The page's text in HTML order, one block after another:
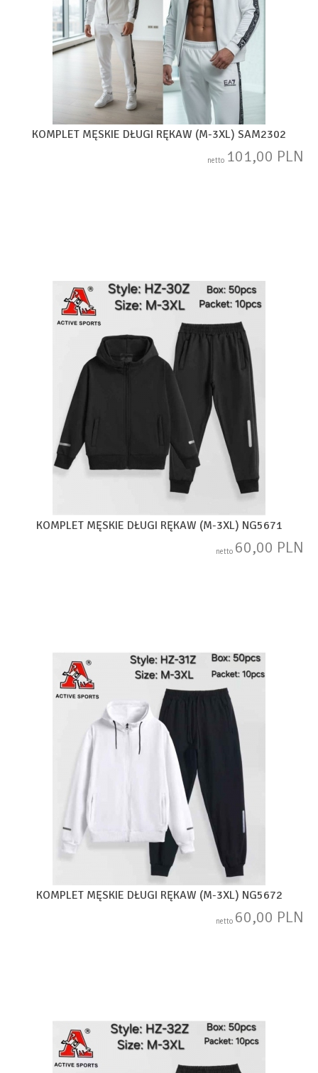
KOMPLET MĘSKIE DŁUGI RĘKAW (M-3XL) SAM2302
netto 101,00 PLN
KOMPLET MĘSKIE DŁUGI RĘKAW (M-3XL) NG5671
netto 60,00 PLN
KOMPLET MĘSKIE DŁUGI RĘKAW (M-3XL) NG5672
netto 60,00 PLN